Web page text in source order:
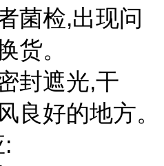
菌检,出现问
货。
封遮光,干
良好的地方。